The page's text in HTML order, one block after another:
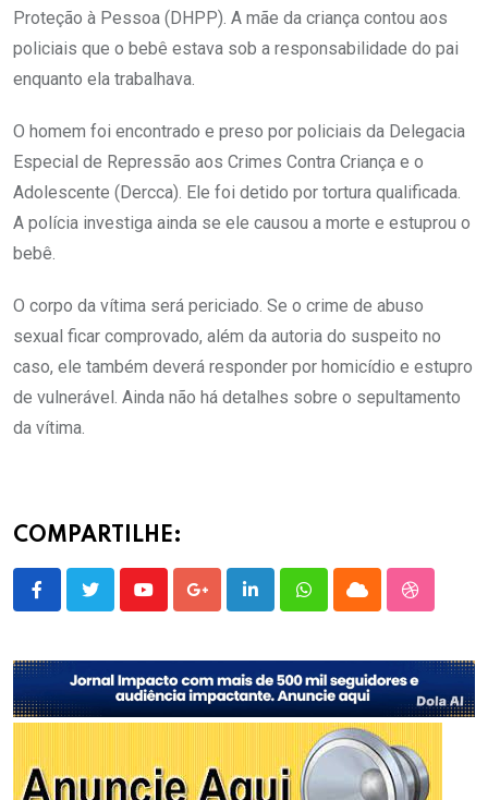
Proteção à Pessoa (DHPP). A mãe da criança contou aos
policiais que o bebê estava sob a responsabilidade do pai
enquanto ela trabalhava.
O homem foi encontrado e preso por policiais da Delegacia
Especial de Repressão aos Crimes Contra Criança e o
Adolescente (Dercca). Ele foi detido por tortura qualificada.
A polícia investiga ainda se ele causou a morte e estuprou o
bebê.
O corpo da vítima será periciado. Se o crime de abuso
sexual ficar comprovado, além da autoria do suspeito no
caso, ele também deverá responder por homicídio e estupro
de vulnerável. Ainda não há detalhes sobre o sepultamento
da vítima.
COMPARTILHE:
YoutubeGoogle+LinkedInWhatsappCloud